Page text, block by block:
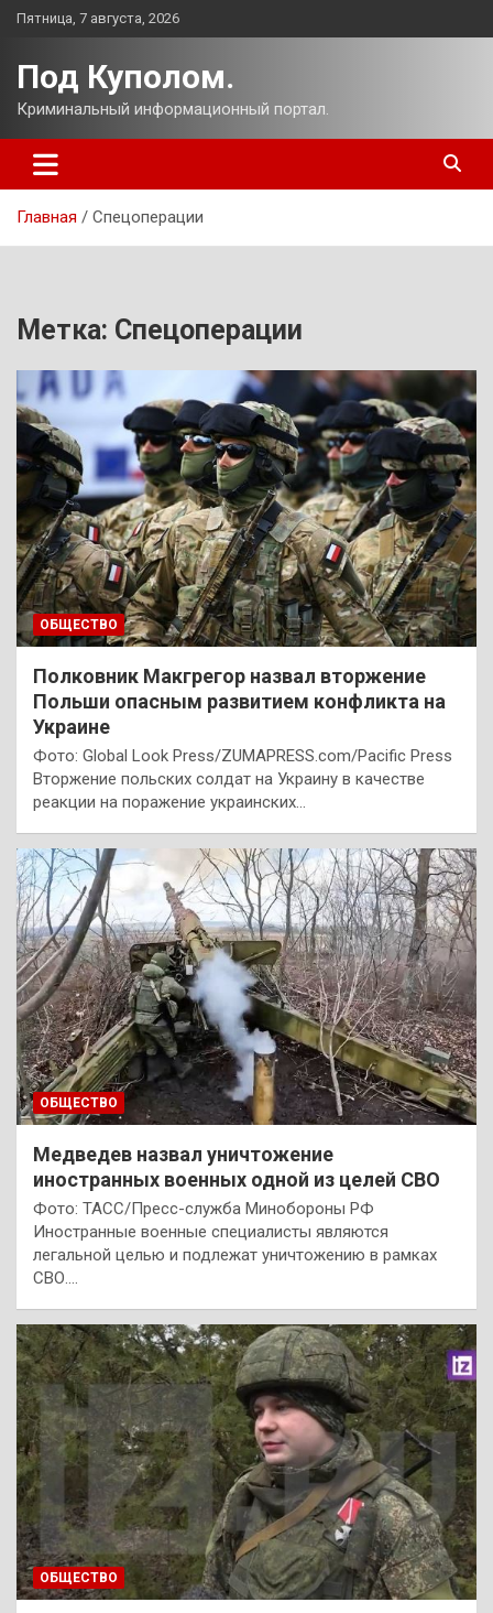
Перейти
Пятница, 7 августа, 2026
Под Куполом.
Криминальный информационный портал.
Главная Спецоперации
Метка: Спецоперации
ОБЩЕСТВО
Полковник Макгрегор назвал вторжение
Польши опасным развитием конфликта на
Украине
Фото: Global Look Press/ZUMAPRESS.com/Pacific Press
Вторжение польских солдат на Украину в качестве
реакции на поражение украинских…
ОБЩЕСТВО
Медведев назвал уничтожение
иностранных военных одной из целей СВО
Фото: ТАСС/Пресс-служба Минобороны РФ
Иностранные военные специалисты являются
легальной целью и подлежат уничтожению в рамках
СВО.…
ОБЩЕСТВО